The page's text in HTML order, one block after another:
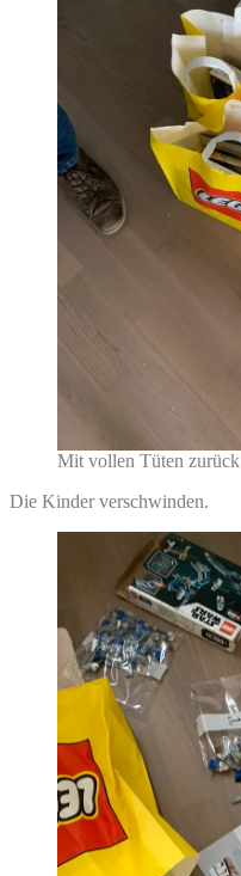
Mit vollen Tüten zurück
Die Kinder verschwinden.